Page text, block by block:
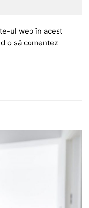
ul web în acest
o să comentez.